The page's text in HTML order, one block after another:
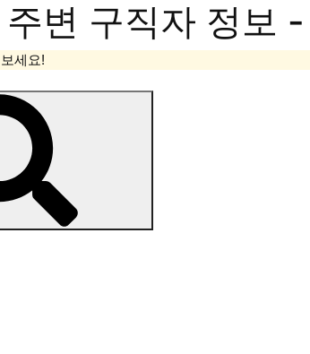
변 구직자 정보
세요!